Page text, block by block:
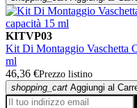
KITVP03
Kit Di Montaggio Vaschetta
ml
46,36 €Prezzo listino
shopping_cart Aggiungi al